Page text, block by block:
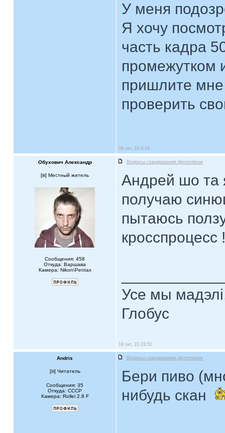
У меня
Я хочу
часть кадра
промежутком
пришлите
проверить
04 окт, 10 0:19
Обухович Александр Вопросы сканирования фотоплёнок
[ ] Местный житель
Сообщения: 458
Откуда: Варшава
Камера: Nikon\Pentax
Андрей шо та
получаю
пытаюсь
кросспроцесс !
Усе мы
Глобус
19 окт, 10 23:51
Andris Вопросы сканирования фотоплёнок
[ ] Читатель
Сообщения: 35
Откуда: CCCP
Камера: Rollei 2.8 F
Бери пиво
нибудь скан